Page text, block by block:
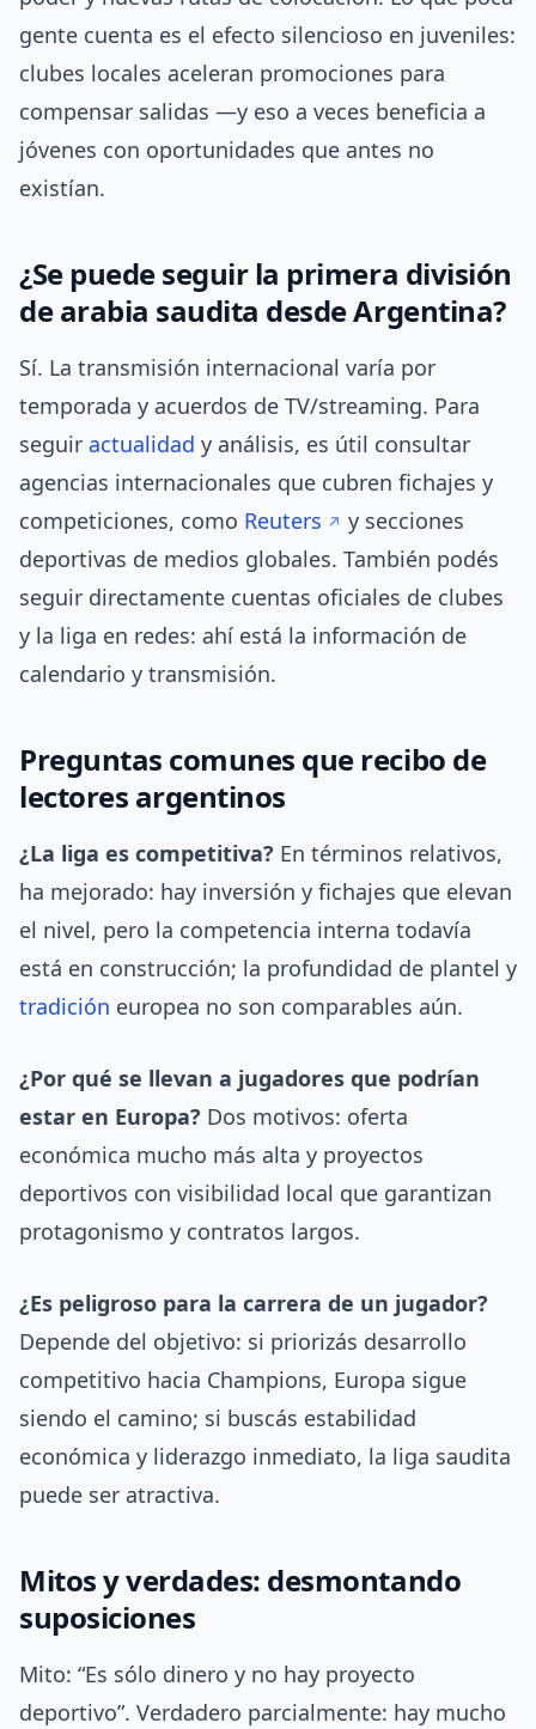
gente cuenta es el efecto silencioso en juveniles:
clubes locales aceleran promociones para
compensar salidas —y eso a veces beneficia a
jóvenes con oportunidades que antes no
existían.
¿Se puede seguir la primera división
de arabia saudita desde Argentina?
Sí. La transmisión internacional varía por
temporada y acuerdos de TV/streaming. Para
seguir actualidad y análisis, es útil consultar
agencias internacionales que cubren fichajes y
competiciones, como Reuters
y secciones
deportivas de medios globales. También podés
seguir directamente cuentas oficiales de clubes
y la liga en redes: ahí está la información de
calendario y transmisión.
Preguntas comunes que recibo de
lectores argentinos
¿La liga es competitiva? En términos relativos,
ha mejorado: hay inversión y fichajes que elevan
el nivel, pero la competencia interna todavía
está en construcción; la profundidad de plantel y
tradición europea no son comparables aún.
¿Por qué se llevan a jugadores que podrían
estar en Europa? Dos motivos: oferta
económica mucho más alta y proyectos
deportivos con visibilidad local que garantizan
protagonismo y contratos largos.
¿Es peligroso para la carrera de un jugador?
Depende del objetivo: si priorizás desarrollo
competitivo hacia Champions, Europa sigue
siendo el camino; si buscás estabilidad
económica y liderazgo inmediato, la liga saudita
puede ser atractiva.
Mitos y verdades: desmontando
suposiciones
Mito: “Es sólo dinero y no hay proyecto
deportivo”. Verdadero parcialmente: hay mucho